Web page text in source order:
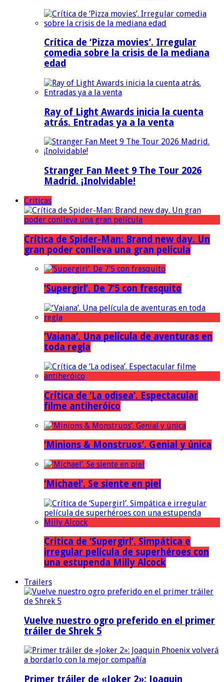
Crítica de ‘Pizza movies’. Irregular
comedia sobre la crisis de la mediana
edad
Ray of Light Awards inicia la cuenta
atrás. Entradas ya a la venta
Stranger Fan Meet 9 The Tour 2026
Madrid. ¡Inolvidable!
Críticas
Crítica de Spider-Man: Brand new day. Un
gran poder conlleva una gran película
‘Supergirl’. De 7’5 con fresquito
‘Vaiana’. Una película de aventuras en
toda regla
Crítica de ‘La odisea’. Espectacular
filme antiheróico
‘Minions & Monstruos’. Genial y única
‘Michael’. Se siente en piel
Crítica de ‘Supergirl’. Simpática e
irregular película de superhéroes con
una estupenda Milly Alcock
Trailers
Vuelve nuestro ogro preferido en el primer
tráiler de Shrek 5
Primer tráiler de «Joker 2»: Joaquin